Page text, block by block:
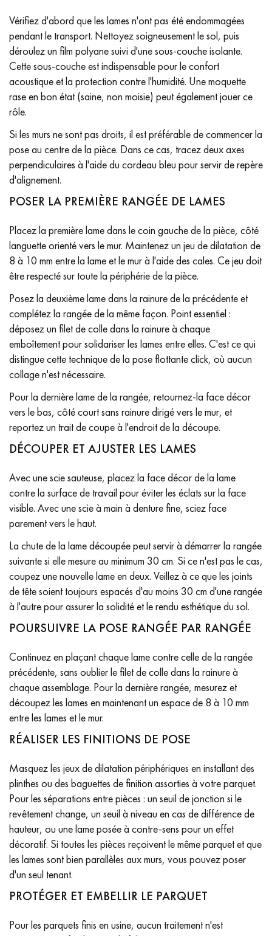
Vérifiez d'abord que les lames n'ont pas été endommagées
pendant le transport. Nettoyez soigneusement le sol, puis
déroulez un film polyane suivi d'une sous-couche isolante.
Cette sous-couche est indispensable pour le confort
acoustique et la protection contre l'humidité. Une moquette
rase en bon état (saine, non moisie) peut également jouer ce
rôle.
Si les murs ne sont pas droits, il est préférable de commencer la
pose au centre de la pièce. Dans ce cas, tracez deux axes
perpendiculaires à l'aide du cordeau bleu pour servir de repère
d'alignement.
POSER LA PREMIÈRE RANGÉE DE LAMES
Placez la première lame dans le coin gauche de la pièce, côté
languette orienté vers le mur. Maintenez un jeu de dilatation de
8 à 10 mm entre la lame et le mur à l'aide des cales. Ce jeu doit
être respecté sur toute la périphérie de la pièce.
Posez la deuxième lame dans la rainure de la précédente et
complétez la rangée de la même façon. Point essentiel :
déposez un filet de colle dans la rainure à chaque
emboîtement pour solidariser les lames entre elles. C'est ce qui
distingue cette technique de la pose flottante click, où aucun
collage n'est nécessaire.
Pour la dernière lame de la rangée, retournez-la face décor
vers le bas, côté court sans rainure dirigé vers le mur, et
reportez un trait de coupe à l'endroit de la découpe.
DÉCOUPER ET AJUSTER LES LAMES
Avec une scie sauteuse, placez la face décor de la lame
contre la surface de travail pour éviter les éclats sur la face
visible. Avec une scie à main à denture fine, sciez face
parement vers le haut.
La chute de la lame découpée peut servir à démarrer la rangée
suivante si elle mesure au minimum 30 cm. Si ce n'est pas le cas,
coupez une nouvelle lame en deux. Veillez à ce que les joints
de tête soient toujours espacés d'au moins 30 cm d'une rangée
à l'autre pour assurer la solidité et le rendu esthétique du sol.
POURSUIVRE LA POSE RANGÉE PAR RANGÉE
Continuez en plaçant chaque lame contre celle de la rangée
précédente, sans oublier le filet de colle dans la rainure à
chaque assemblage. Pour la dernière rangée, mesurez et
découpez les lames en maintenant un espace de 8 à 10 mm
entre les lames et le mur.
RÉALISER LES FINITIONS DE POSE
Masquez les jeux de dilatation périphériques en installant des
plinthes ou des baguettes de finition assorties à votre parquet.
Pour les séparations entre pièces : un seuil de jonction si le
revêtement change, un seuil à niveau en cas de différence de
hauteur, ou une lame posée à contre-sens pour un effet
décoratif. Si toutes les pièces reçoivent le même parquet et que
les lames sont bien parallèles aux murs, vous pouvez poser
d'un seul tenant.
PROTÉGER ET EMBELLIR LE PARQUET
Pour les parquets finis en usine, aucun traitement n'est